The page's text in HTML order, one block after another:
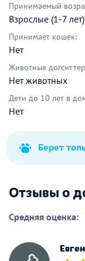
Принимаемый
Взрослые (1-7
Принимает кошек:
Нет
Животные
Нет животных
Дети до 10 лет в
Нет
Берет
Отзывы о
Средняя оценка: